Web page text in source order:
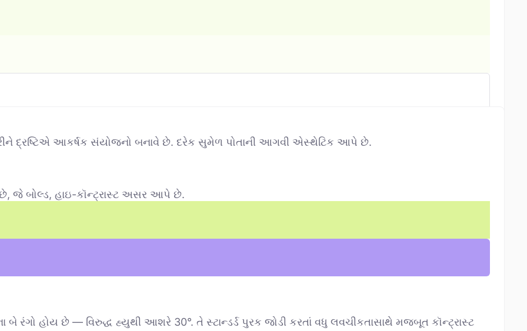
દ્રષ્ટિએ આકર્ષક સંયોજનો બનાવે છે. દરેક સુમેળ પોતાની આગવી એસ્થેટિક આપે છે.
છે, જે બોલ્ડ, હાઇ-કૉન્ટ્રાસ્ટ અસર આપે છે.
રંગો હોય છે — વિરુદ્ધ હ્યુથી આશરે 30°. તે સ્ટાન્ડર્ડ પુરક જોડી કરતાં વધુ લવચીકતાસાથે મજબૂત કૉન્ટ્રાસ્ટ